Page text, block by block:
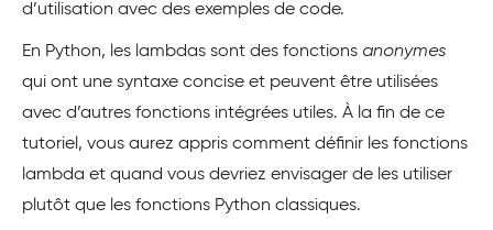
d’utilisation avec des exemples de code.
En Python, les lambdas sont des fonctions anonymes
qui ont une syntaxe concise et peuvent être utilisées
avec d’autres fonctions intégrées utiles. À la fin de ce
tutoriel, vous aurez appris comment définir les fonctions
lambda et quand vous devriez envisager de les utiliser
plutôt que les fonctions Python classiques.